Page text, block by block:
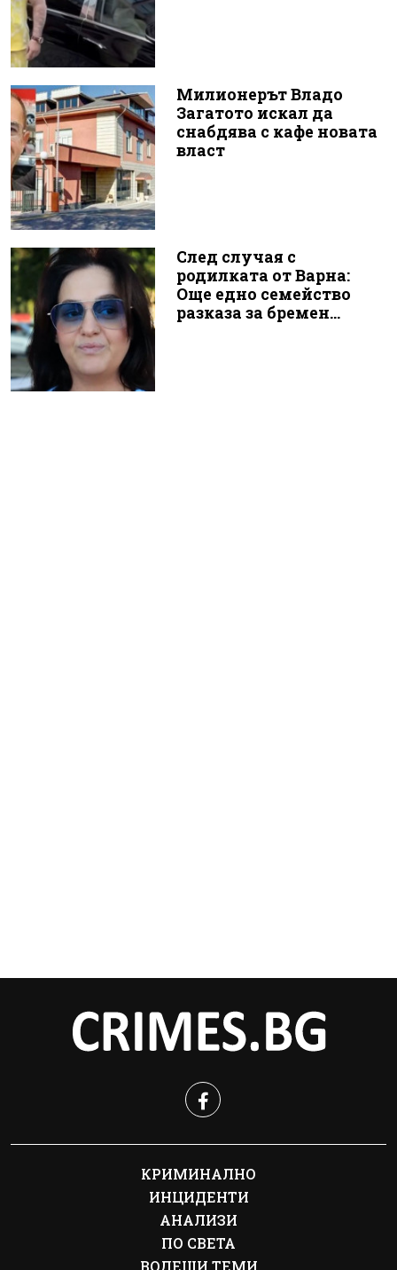
Милионерът Владо
Загатото искал да
снабдява с кафе новата
власт
След случая с
родилката от Варна:
Още едно семейство
разказа за бремен...
КРИМИНАЛНО
ИНЦИДЕНТИ
АНАЛИЗИ
ПО СВЕТА